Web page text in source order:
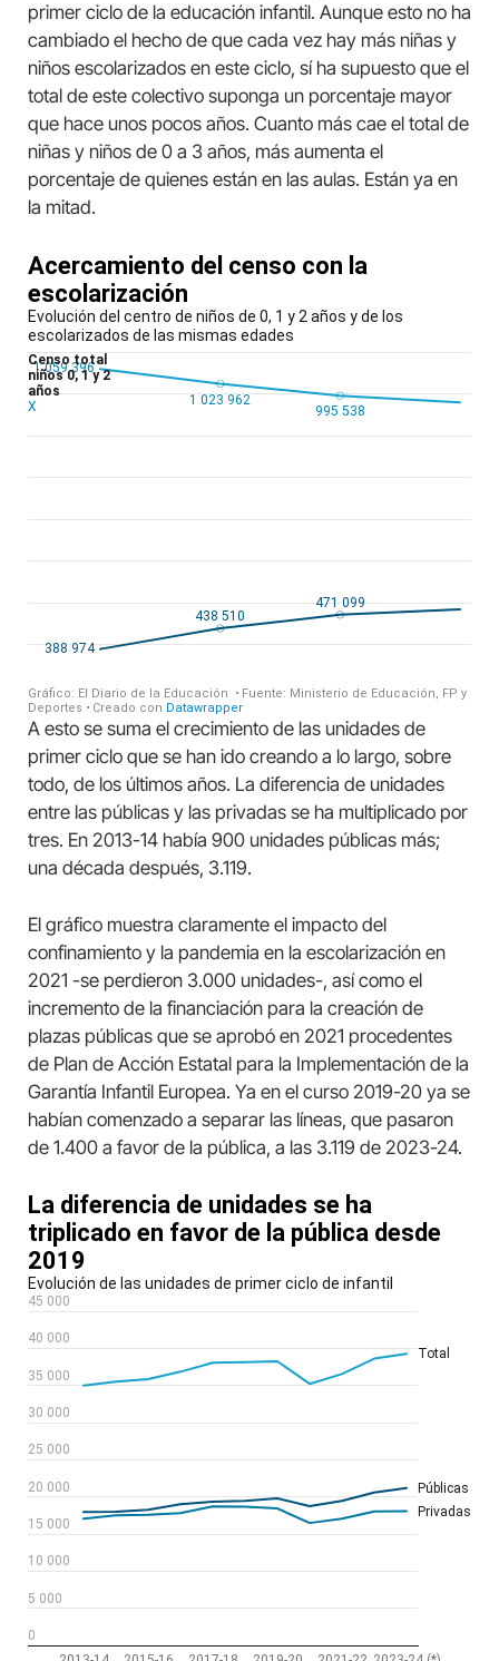
primer ciclo de la educación infantil. Aunque esto no ha
cambiado el hecho de que cada vez hay más niñas y
niños escolarizados en este ciclo, sí ha supuesto que el
total de este colectivo suponga un porcentaje mayor
que hace unos pocos años. Cuanto más cae el total de
niñas y niños de 0 a 3 años, más aumenta el
porcentaje de quienes están en las aulas. Están ya en
la mitad.
A esto se suma el crecimiento de las unidades de
primer ciclo que se han ido creando a lo largo, sobre
todo, de los últimos años. La diferencia de unidades
entre las públicas y las privadas se ha multiplicado por
tres. En 2013-14 había 900 unidades públicas más;
una década después, 3.119.
El gráfico muestra claramente el impacto del
confinamiento y la pandemia en la escolarización en
2021 -se perdieron 3.000 unidades-, así como el
incremento de la financiación para la creación de
plazas públicas que se aprobó en 2021 procedentes
de Plan de Acción Estatal para la Implementación de la
Garantía Infantil Europea. Ya en el curso 2019-20 ya se
habían comenzado a separar las líneas, que pasaron
de 1.400 a favor de la pública, a las 3.119 de 2023-24.